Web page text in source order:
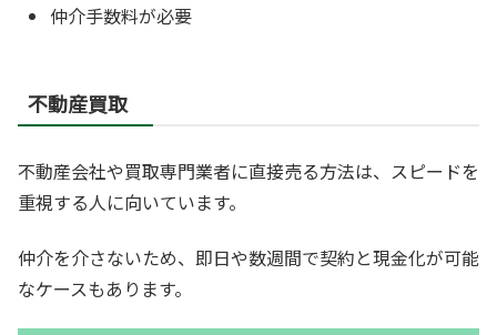
仲介手数料が必要
不動産買取
不動産会社や買取専門業者に直接売る方法は、スピードを
重視する人に向いています。
仲介を介さないため、即日や数週間で契約と現金化が可能
なケースもあります。